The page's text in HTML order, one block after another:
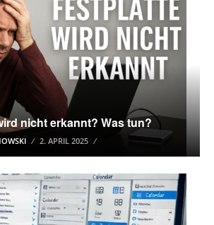
nicht erkannt? Was tun?
2. APRIL 2025